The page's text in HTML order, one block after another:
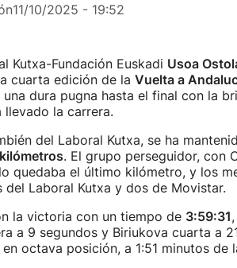
11/10/2025 - 19:52
Kutxa-Fundación Euskadi Usoa
cuarta edición de la Vuelta a
dura pugna hasta el final con la
llevado la carrera.
del Laboral Kutxa, se ha
. El grupo perseguidor, con
quedaba el último kilómetro, y los
Laboral Kutxa y dos de Movistar.
la victoria con un tiempo de 3:59:31
a 9 segundos y Biriukova cuarta a
octava posición, a 1:51 minutos de